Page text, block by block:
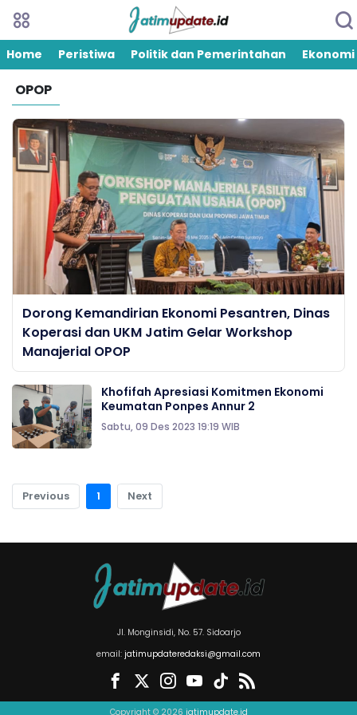
Home Peristiwa Politik dan Pemerintahan Ekonomi
OPOP
Dorong Kemandirian Ekonomi Pesantren, Dinas
Koperasi dan UKM Jatim Gelar Workshop
Manajerial OPOP
Khofifah Apresiasi Komitmen Ekonomi
Keumatan Ponpes Annur 2
Sabtu, 09 Des 2023 19:19 WIB
Previous 1 Next
Jl. Monginsidi, No. 57. Sidoarjo
email: jatimupdateredaksi@gmail.com
Copyright © 2026 jatimupdate.id